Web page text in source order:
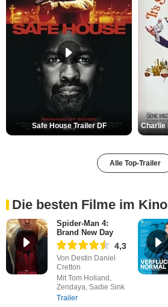
Safe House Trailer DF
Alle Top-Trailer
Die besten Filme im Kino
Spider-Man 4:
Brand New Day
4,3
Von Destin Daniel
Cretton
Mit Tom Holland,
Zendaya, Sadie Sink
Trailer